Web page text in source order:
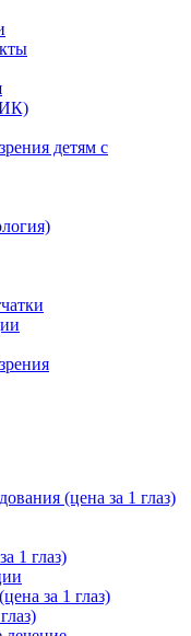
детям c
(цена за 1 глаз)
1 глаз)
за 1 глаз)